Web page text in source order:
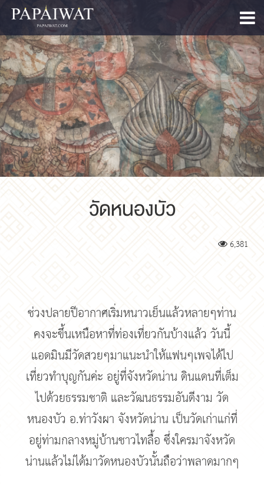
วัดหนองบัว
6,381
ช่วงปลายปีอากาศเริ่มหนาวเย็นแล้วหลายๆท่าน
คงจะขึ้นเหนือหาที่ท่องเที่ยวกันบ้างแล้ว วันนี้
แอดมินมีวัดสวยๆมาแนะนำให้แฟนๆเพจได้ไป
เที่ยวทำบุญกันค่ะ อยู่ที่จังหวัดน่าน ดินแดนที่เต็ม
ไปด้วยธรรมชาติ และวัฒนธรรมอันดีงาม วัด
หนองบัว อ.ท่าวังผา จังหวัดน่าน เป็นวัดเก่าแก่ที่
อยู่ท่ามกลางหมู่บ้านชาวไทลื้อ ซึ่งใครมาจังหวัด
น่านแล้วไม่ได้มาวัดหนองบัวนั้นถือว่าพลาดมากๆ